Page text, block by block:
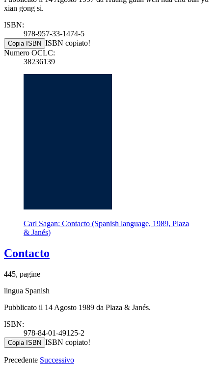
xian gong si.
ISBN:
978-957-33-1474-5
Copia ISBN ISBN copiato!
Numero OCLC:
38236139
Carl Sagan: Contacto (Spanish language, 1989, Plaza
& Janés)
Contacto
445, pagine
lingua Spanish
Pubblicato il 14 Agosto 1989 da Plaza & Janés.
ISBN:
978-84-01-49125-2
Copia ISBN ISBN copiato!
Precedente Successivo